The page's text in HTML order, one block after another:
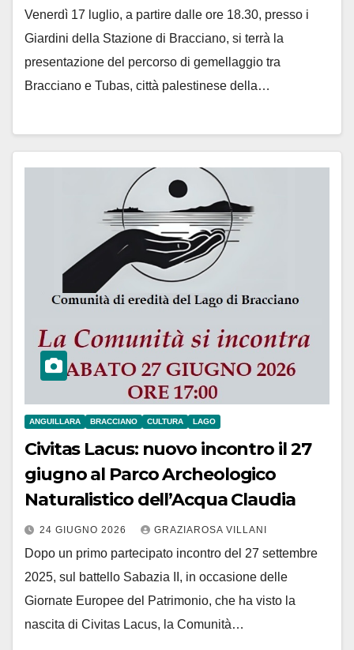
Venerdì 17 luglio, a partire dalle ore 18.30, presso i
Giardini della Stazione di Bracciano, si terrà la
presentazione del percorso di gemellaggio tra
Bracciano e Tubas, città palestinese della…
ANGUILLARA BRACCIANO CULTURA LAGO
Civitas Lacus: nuovo incontro il 27
giugno al Parco Archeologico
Naturalistico dell’Acqua Claudia
24 GIUGNO 2026 GRAZIAROSA VILLANI
Dopo un primo partecipato incontro del 27 settembre
2025, sul battello Sabazia II, in occasione delle
Giornate Europee del Patrimonio, che ha visto la
nascita di Civitas Lacus, la Comunità…